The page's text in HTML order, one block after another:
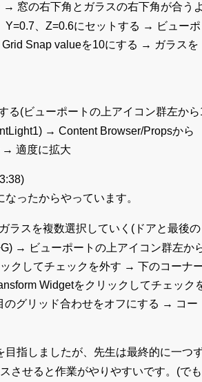
窓の右下角とガラスの右下角が合うよ
Y=0.7、Z=0.6にセットする → ビューポ
Snap valueを10にする → ガラスを
(ビューポートの上アイコン群左から
→ Content Browser/Propsから
→ 適度に拡大
ったからやっています。
ラスを複数選択していく(ドアと最後の
→ ビューポートの上アイコン群左か
クしてチェックを外す → 下のコーナ
Widgetをクリックしてチェック
グリッド合わせをオフにする → コー
指しましたが、先生は最終的に一つ
させると作業がやりやすいです。(でも